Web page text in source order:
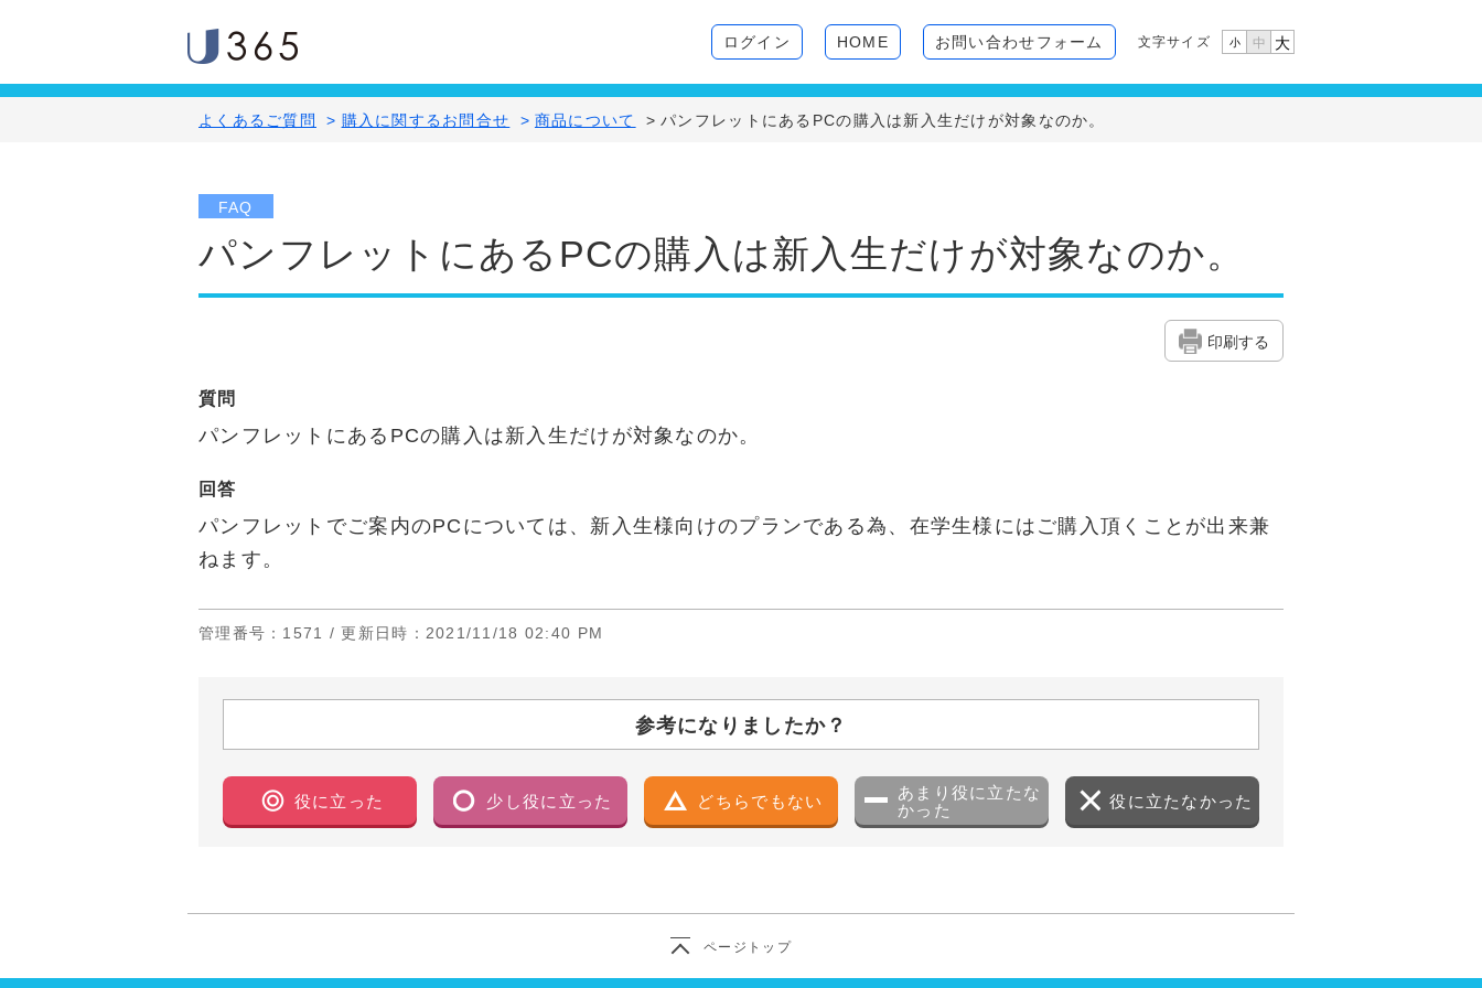
ログイン HOME お問い合わせフォーム 文字サイズ 小 中 大
よくあるご質問 > 購入に関するお問合せ > 商品について > パンフレットにあるPCの購入は新入生だけが対象なのか。
FAQ
パンフレットにあるPCの購入は新入生だけが対象なのか。
印刷する
質問
パンフレットにあるPCの購入は新入生だけが対象なのか。
回答
パンフレットでご案内のPCについては、新入生様向けのプランである為、在学生様にはご購入頂くことが出来兼
ねます。
管理番号 ：1571 /更新日時 ：2021/11/18 02:40 PM
参考になりましたか？
役に立った 少し役に立った どちらでもない
あまり役に立たな
かった
役に立たなかった
ページトップ